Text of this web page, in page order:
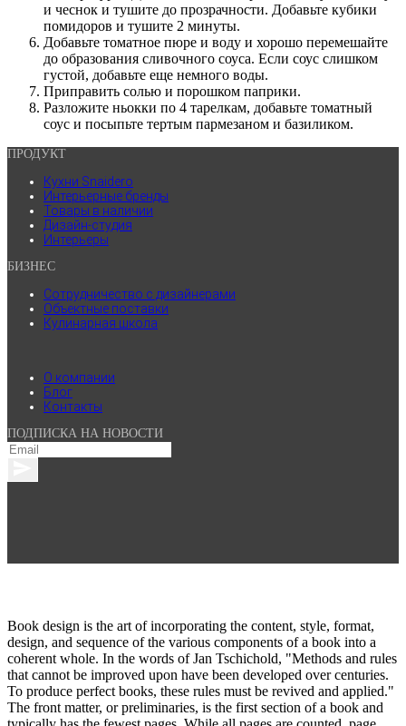
и чеснок и тушите до прозрачности. Добавьте кубики
помидоров и тушите 2 минуты.
Добавьте томатное пюре и воду и хорошо перемешайте
до образования сливочного соуса. Если соус слишком
густой, добавьте еще немного воды.
Приправить солью и порошком паприки.
Разложите ньокки по 4 тарелкам, добавьте томатный
соус и посыпьте тертым пармезаном и базиликом.
ПРОДУКТ
Кухни Snaidero
Интерьерные бренды
Товары в наличии
Дизайн-студия
Интерьеры
БИЗНЕС
Сотрудничество с дизайнерами
Объектные поставки
Кулинарная школа
О компании
Блог
Контакты
ПОДПИСКА НА НОВОСТИ
Book design is the art of incorporating the content, style, format,
design, and sequence of the various components of a book into a
coherent whole. In the words of Jan Tschichold, "Methods and rules
that cannot be improved upon have been developed over centuries.
To produce perfect books, these rules must be revived and applied."
The front matter, or preliminaries, is the first section of a book and